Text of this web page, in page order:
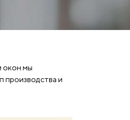
окон мы
производства и